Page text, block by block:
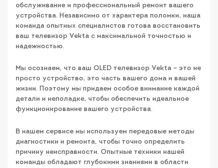
обслуживание и профессиональный ремонт вашего
устройства. Независимо от характера поломки, наша
команда опытных специалистов готова восстановить
ваш телевизор Vekta с максимальной точностью и
надежностью.
Мы осознаем, что ваш OLED телевизор Vekta – это не
просто устройство, это часть вашего дома и вашей
жизни. Поэтому мы придаем особое внимание каждой
детали и неполадке, чтобы обеспечить идеальное
функционирование вашего устройства.
В нашем сервисе мы используем передовые методы
диагностики и ремонта, чтобы точно определить
причину неисправности. Опытные техники нашей
команды обладают глубокими знаниями в области